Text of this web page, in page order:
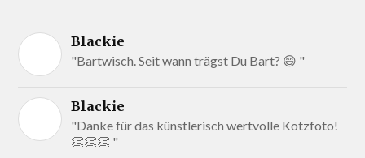
Blackie
"Bartwisch. Seit wann trägst Du Bart? 😄 "
Blackie
"Danke für das künstlerisch wertvolle Kotzfoto!
👏👏👏 "